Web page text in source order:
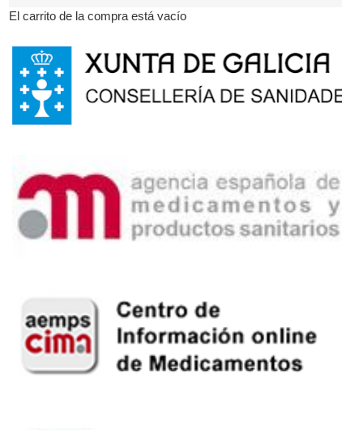
El carrito de la compra está vacío